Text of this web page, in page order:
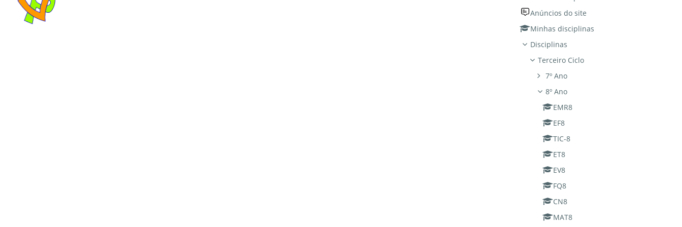
Anúncios do site
Minhas disciplinas
Disciplinas
Terceiro Ciclo
7º Ano
8º Ano
EMR8
EF8
TIC-8
ET8
EV8
FQ8
CN8
MAT8